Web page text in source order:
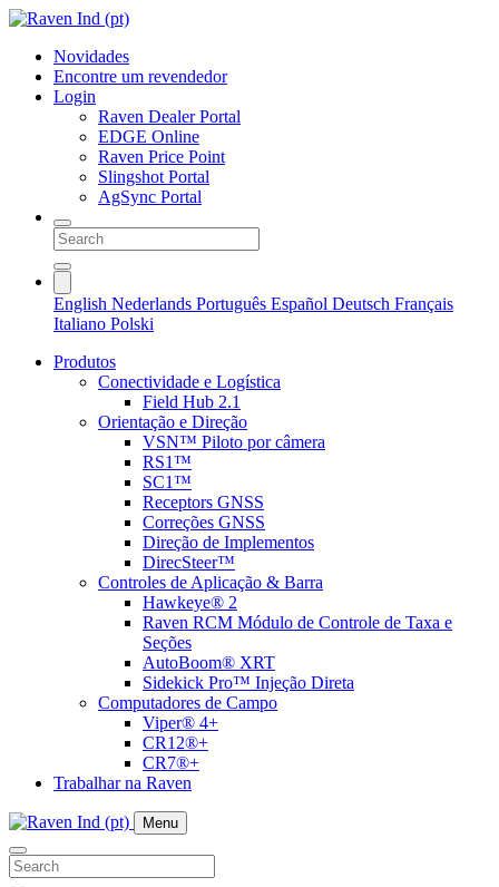
Novidades
Encontre um revendedor
Login
Raven Dealer Portal
EDGE Online
Raven Price Point
Slingshot Portal
AgSync Portal
English Nederlands Português Español Deutsch Français
Italiano Polski
Produtos
Conectividade e Logística
Field Hub 2.1
Orientação e Direção
VSN™ Piloto por câmera
RS1™
SC1™
Receptors GNSS
Correções GNSS
Direção de Implementos
DirecSteer™
Controles de Aplicação & Barra
Hawkeye® 2
Raven RCM Módulo de Controle de Taxa e
Seções
AutoBoom® XRT
Sidekick Pro™ Injeção Direta
Computadores de Campo
Viper® 4+
CR12®+
CR7®+
Trabalhar na Raven
Menu